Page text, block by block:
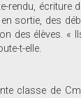
écriture
sortie, des
des élèves. «
t-elle.
classe de